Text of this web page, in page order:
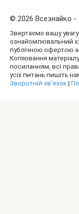
© 2026 Всезнайко -
Звертаємо вашу
ознайомлювальний
публічною офертою
Копіювання
посиланням, всі
усіх питань пишіть
Зворотній зв’язок|